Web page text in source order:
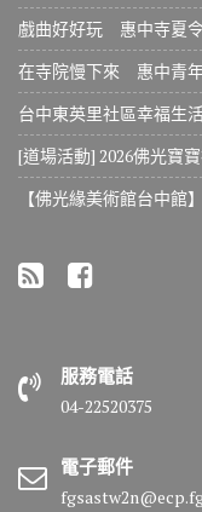
戲曲好好玩 惠中寺夏
在寺院慢下來 惠中青
台中東英里社區幸福生
[道場活動] 2026佛光寶
【佛光緣美術館台中館
服務電話
04-22520375
電子郵件